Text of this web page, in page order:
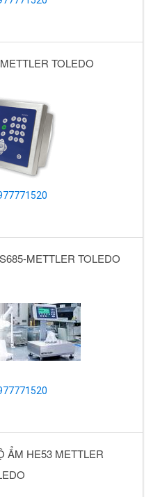
TOLEDO
METTLER TOLEDO
ẨM HE53 METTLER